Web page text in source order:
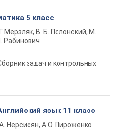
5 класс
Мерзляк, В. Б. Полонский, М.
Рабинович
задач и контрольных
язык 11 класс
Нерсисян, А.О. Пироженко